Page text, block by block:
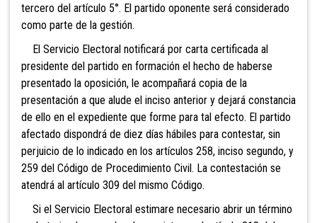
tercero del artículo 5°. El partido oponente será considerado
como parte de la gestión.
El Servicio Electoral notificará por carta certificada al
presidente del partido en formación el hecho de haberse
presentado la oposición, le acompañará copia de la
presentación a que alude el inciso anterior y dejará constancia
de ello en el expediente que forme para tal efecto. El partido
afectado dispondrá de diez días hábiles para contestar, sin
perjuicio de lo indicado en los artículos 258, inciso segundo, y
259 del Código de Procedimiento Civil. La contestación se
atendrá al artículo 309 del mismo Código.
Si el Servicio Electoral estimare necesario abrir un término